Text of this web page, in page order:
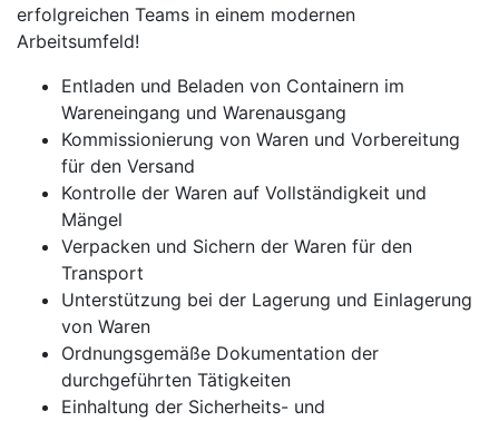
erfolgreichen Teams in einem modernen
Arbeitsumfeld!
Entladen und Beladen von Containern im
Wareneingang und Warenausgang
Kommissionierung von Waren und Vorbereitung
für den Versand
Kontrolle der Waren auf Vollständigkeit und
Mängel
Verpacken und Sichern der Waren für den
Transport
Unterstützung bei der Lagerung und Einlagerung
von Waren
Ordnungsgemäße Dokumentation der
durchgeführten Tätigkeiten
Einhaltung der Sicherheits- und